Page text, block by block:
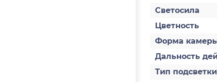
Светосила
Цветность
Форма
Дальность
Тип подсветки